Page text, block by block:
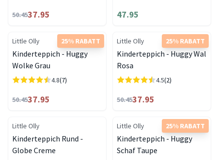
50.4537.95 47.95
25% RABATT
Little Olly
Kinderteppich - Huggy
Wolke Grau
4.8(7)
50.4537.95
25% RABATT
Little Olly
Kinderteppich - Huggy Wal
Rosa
4.5(2)
50.4537.95
Little Olly
Kinderteppich Rund -
Globe Creme
25% RABATT
Little Olly
Kinderteppich - Huggy
Schaf Taupe